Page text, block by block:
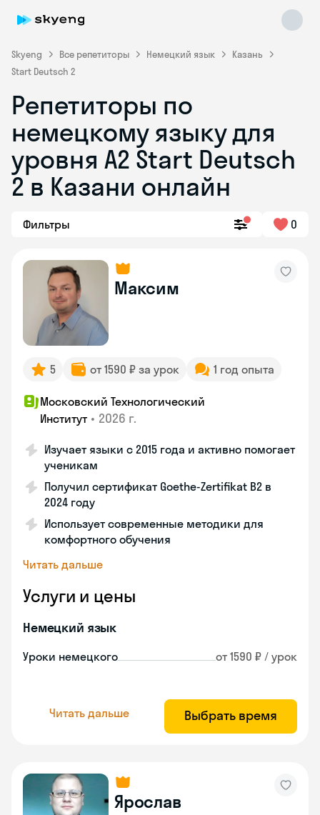
Skyeng Все репетиторы Немецкий язык
Казань
Start Deutsch 2
Репетиторы по
немецкому языку для
уровня A2 Start Deutsch
2 в Казани онлайн
Фильтры 0
Максим
5 от 1590 ₽ за урок 1 год опыта
Московский Технологический
Институт • 2026 г.
Изучает языки с 2015 года и активно помогает
ученикам
Получил сертификат Goethe-Zertifikat B2 в
2024 году
Использует современные методики для
комфортного обучения
Читать дальше
Услуги и цены
Немецкий язык
Уроки немецкого от 1590 ₽ / урок
Читать дальше Выбрать время
Ярослав
Skyeng Chat